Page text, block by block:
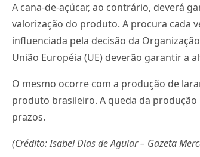
A cana-de-açúcar, ao contrário, deverá
valorização do produto. A procura cada
influenciada pela decisão da
União Européia (UE) deverão garantir a
O mesmo ocorre com a produção de
produto brasileiro. A queda da
prazos.
(Crédito: Isabel Dias de Aguiar – Gazeta